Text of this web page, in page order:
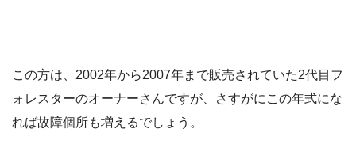
この方は、2002年から2007年まで販売されていた2代目フ
ォレスターのオーナーさんですが、さすがにこの年式にな
れば故障個所も増えるでしょう。